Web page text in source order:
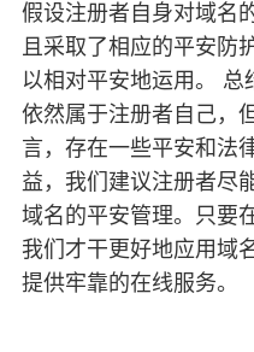
假设注册者自身对域名
且采取了相应的平安防
以相对平安地运用。
依然属于注册者自己，
言，存在一些平安和法
益，我们建议注册者尽
域名的平安管理。只要
我们才干更好地应用域
提供牢靠的在线服务。